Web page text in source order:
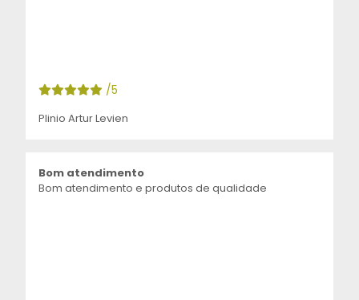
/5
Plinio Artur Levien
Bom atendimento
Bom atendimento e produtos de qualidade